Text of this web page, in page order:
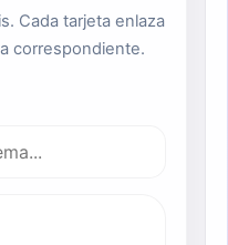
Cada tarjeta enlaza
correspondiente.